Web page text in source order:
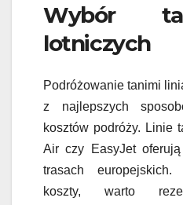
Wybór
lotniczych
Podróżowanie tanimi
z najlepszych
kosztów podróży. Linie
Air czy EasyJet
trasach europejskich.
koszty, warto